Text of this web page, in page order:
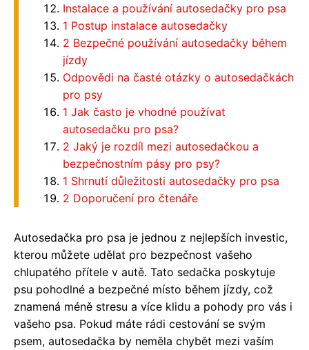
Instalace a používání autosedačky pro psa
1 Postup instalace autosedačky
2 Bezpečné používání autosedačky během
jízdy
Odpovědi na časté otázky o autosedačkách
pro psy
1 Jak často je vhodné používat
autosedačku pro psa?
2 Jaký je rozdíl mezi autosedačkou a
bezpečnostním pásy pro psy?
1 Shrnutí důležitosti autosedačky pro psa
2 Doporučení pro čtenáře
Autosedačka pro psa je jednou z nejlepších investic,
kterou můžete udělat pro bezpečnost vašeho
chlupatého přítele v autě. Tato sedačka poskytuje
psu pohodlné a bezpečné místo během jízdy, což
znamená méně stresu a více klidu a pohody pro vás i
vašeho psa. Pokud máte rádi cestování se svým
psem, autosedačka by neměla chybět mezi vaším